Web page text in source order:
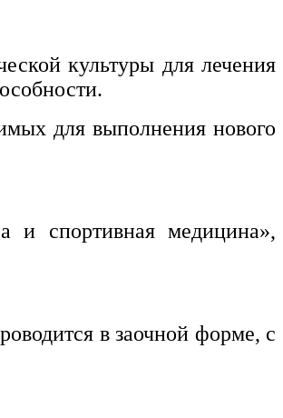
культуры для лечения
для выполнения нового
и спортивная медицина»,
в заочной форме, с